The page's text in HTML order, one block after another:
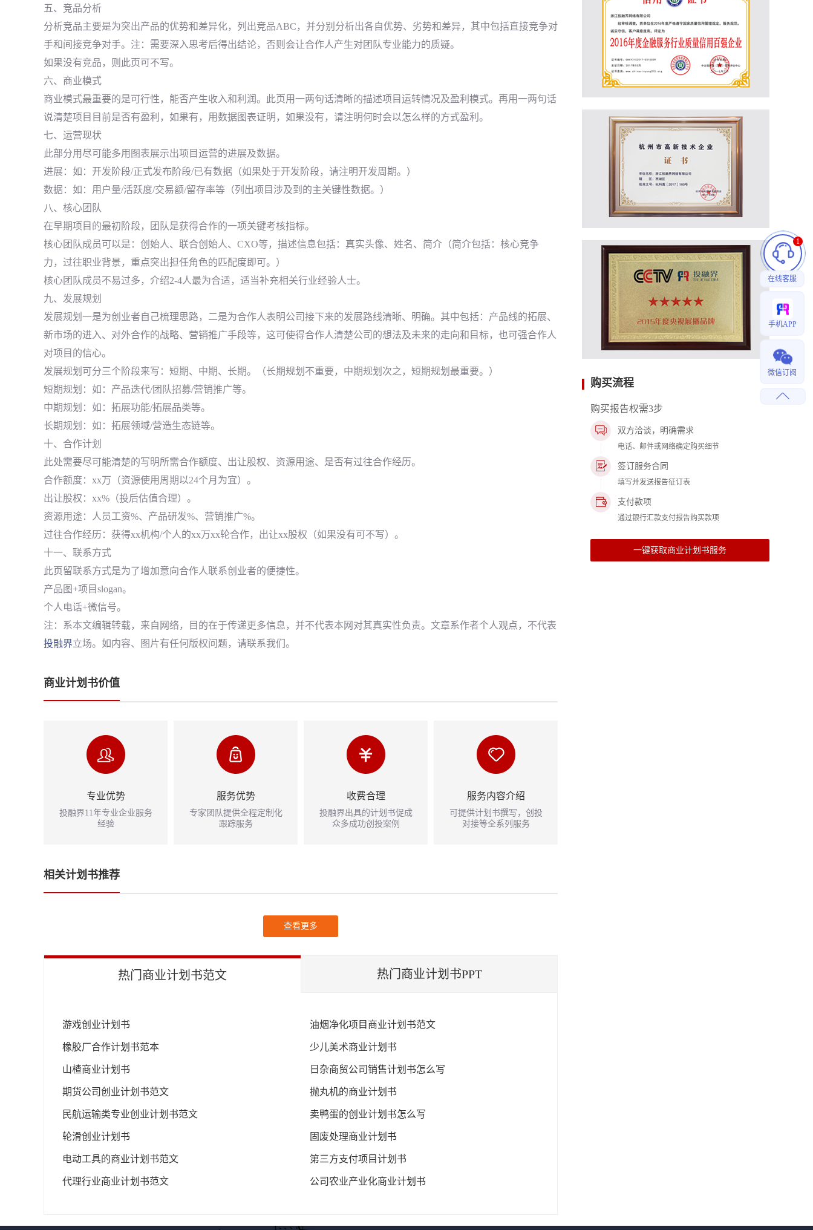
五、竞品分析
分析竞品主要是为突出产品的优势和差异化，列出竞品ABC，并分别分析出各自优势、劣势和差异，其中包括直接竞争对
手和间接竞争对手。注：需要深入思考后得出结论，否则会让合作人产生对团队专业能力的质疑。
如果没有竞品，则此页可不写。
六、商业模式
商业模式最重要的是可行性，能否产生收入和利润。此页用一两句话清晰的描述项目运转情况及盈利模式。再用一两句话
说清楚项目目前是否有盈利，如果有，用数据图表证明，如果没有，请注明何时会以怎么样的方式盈利。
七、运营现状
此部分用尽可能多用图表展示出项目运营的进展及数据。
进展：如：开发阶段/正式发布阶段/已有数据（如果处于开发阶段，请注明开发周期。）
数据：如：用户量/活跃度/交易额/留存率等（列出项目涉及到的主关键性数据。）
八、核心团队
在早期项目的最初阶段，团队是获得合作的一项关键考核指标。
核心团队成员可以是：创始人、联合创始人、CXO等，描述信息包括：真实头像、姓名、简介（简介包括：核心竞争
力，过往职业背景，重点突出担任角色的匹配度即可。）
核心团队成员不易过多，介绍2-4人最为合适，适当补充相关行业经验人士。
九、发展规划
发展规划一是为创业者自己梳理思路，二是为合作人表明公司接下来的发展路线清晰、明确。其中包括：产品线的拓展、
新市场的进入、对外合作的战略、营销推广手段等，这可使得合作人清楚公司的想法及未来的走向和目标，也可强合作人
对项目的信心。
发展规划可分三个阶段来写：短期、中期、长期。（长期规划不重要，中期规划次之，短期规划最重要。）
短期规划：如：产品迭代/团队招募/营销推广等。
中期规划：如：拓展功能/拓展品类等。
长期规划：如：拓展领域/营造生态链等。
十、合作计划
此处需要尽可能清楚的写明所需合作额度、出让股权、资源用途、是否有过往合作经历。
合作额度：xx万（资源使用周期以24个月为宜）。
出让股权：xx%（投后估值合理）。
资源用途：人员工资%、产品研发%、营销推广%。
过往合作经历：获得xx机构/个人的xx万xx轮合作，出让xx股权（如果没有可不写）。
十一、联系方式
此页留联系方式是为了增加意向合作人联系创业者的便捷性。
产品图+项目slogan。
个人电话+微信号。
注：系本文编辑转载，来自网络，目的在于传递更多信息，并不代表本网对其真实性负责。文章系作者个人观点，不代表
投融界立场。如内容、图片有任何版权问题，请联系我们。
商业计划书价值
专业优势
投融界11年专业企业服务
经验
服务优势
专家团队提供全程定制化
跟踪服务
收费合理
投融界出具的计划书促成
众多成功创投案例
服务内容介绍
可提供计划书撰写，创投
对接等全系列服务
相关计划书推荐
查看更多
热门商业计划书范文 热门商业计划书PPT
游戏创业计划书 油烟净化项目商业计划书范文
橡胶厂合作计划书范本 少儿美术商业计划书
山楂商业计划书 日杂商贸公司销售计划书怎么写
期货公司创业计划书范文 抛丸机的商业计划书
民航运输类专业创业计划书范文 卖鸭蛋的创业计划书怎么写
轮滑创业计划书 固废处理商业计划书
电动工具的商业计划书范文 第三方支付项目计划书
代理行业商业计划书范文 公司农业产业化商业计划书
购买流程
购买报告权需3步
双方洽谈，明确需求
电话、邮件或网络确定购买细节
签订服务合同
填写并发送报告征订表
支付款项
通过银行汇款支付报告购买款项
一键获取商业计划书服务
在线客服
1
手机APP
微信订阅